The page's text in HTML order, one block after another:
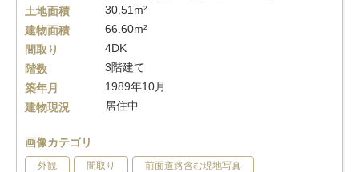
土地面積
30.51m²
建物面積
66.60m²
間取り
4DK
階数
3階建て
築年月
1989年10月
建物現況
居住中
画像カテゴリ
外観 間取り 前面道路含む現地写真